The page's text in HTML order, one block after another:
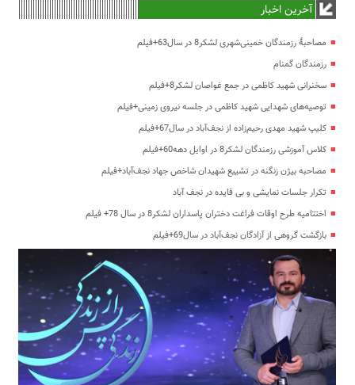
آخرین اخبار
مصاحبۀ رزمندگان خمینی‌شهری لشکر8 در سال63+فیلم
رزمندگان گمنام
سخنرانی شهید کاظمی در جمع غواصان لشکر8+فیلم
توصیه‌های شهدایی شهید کاظمی در جلسه نیروی زمینی+فیلم
کلیپ شهید مهدی رحیم‌زاده از نجف‌آباد در سال67+فیلم
کلاس آموزشی رزمندگان لشکر8 در اوایل دهه60+فیلم
مصاحبه بیژن زنگنه در تشییع شهیدان شاخص جهاد نجف‌آباد+فیلم
تکرار جلسات نمایشی و بی فایده در نجف آباد
اختتامیه طرح اوقات فراغت دختران پاسداران لشکر8 در سال 78+ فیلم
بازگشت گروهی از آزادگان نجف‌آباد در سال69+فیلم